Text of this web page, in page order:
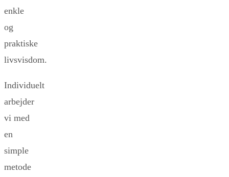
enkle
og
praktiske
livsvisdom.
Individuelt
arbejder
vi med
en
simple
metode